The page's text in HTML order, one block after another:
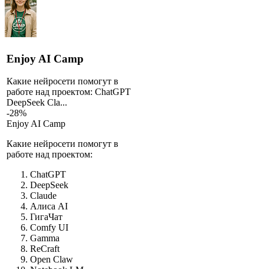
Enjoy AI Camp
Какие нейросети помогут в
работе над проектом: ChatGPT
DeepSeek Cla...
-28%
Enjoy AI Camp
Какие нейросети помогут в
работе над проектом:
ChatGPT
DeepSeek
Claude
Алиса AI
ГигаЧат
Comfy UI
Gamma
ReCraft
Open Claw